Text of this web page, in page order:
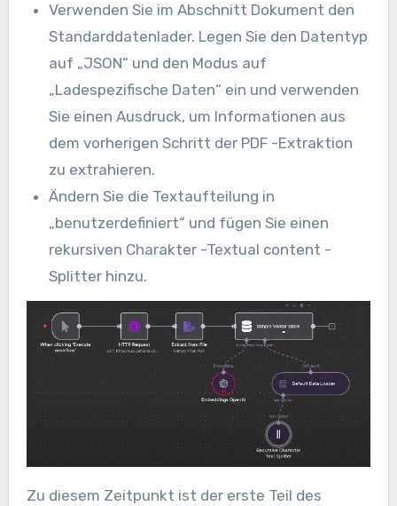
Verwenden Sie im Abschnitt Dokument den
Standarddatenlader. Legen Sie den Datentyp
auf „JSON“ und den Modus auf
„Ladespezifische Daten“ ein und verwenden
Sie einen Ausdruck, um Informationen aus
dem vorherigen Schritt der PDF -Extraktion
zu extrahieren.
Ändern Sie die Textaufteilung in
„benutzerdefiniert“ und fügen Sie einen
rekursiven Charakter -Textual content -
Splitter hinzu.
Zu diesem Zeitpunkt ist der erste Teil des